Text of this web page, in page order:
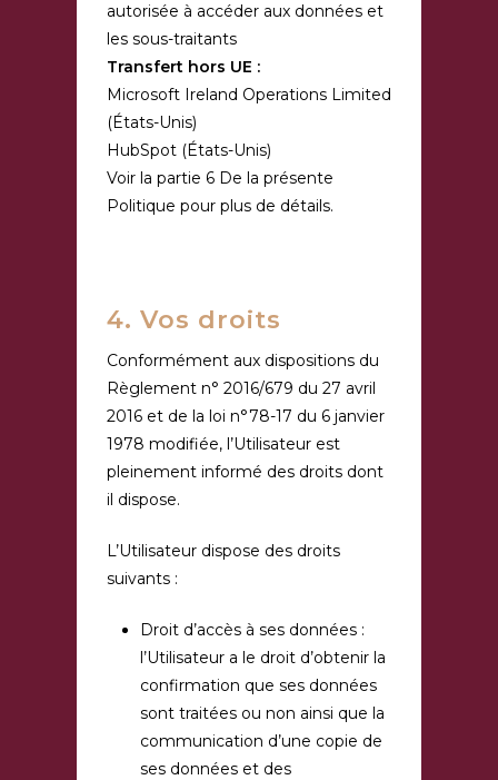
autorisée à accéder aux données et
les sous-traitants
Transfert hors UE :
Microsoft Ireland Operations Limited
(États-Unis)
HubSpot (États-Unis)
Voir la partie 6 De la présente
Politique pour plus de détails.
4. Vos droits
Conformément aux dispositions du
Règlement n° 2016/679 du 27 avril
2016 et de la loi n°78-17 du 6 janvier
1978 modifiée, l’Utilisateur est
pleinement informé des droits dont
il dispose.
L’Utilisateur dispose des droits
suivants :
Droit d’accès à ses données :
l’Utilisateur a le droit d’obtenir la
confirmation que ses données
sont traitées ou non ainsi que la
communication d’une copie de
ses données et des